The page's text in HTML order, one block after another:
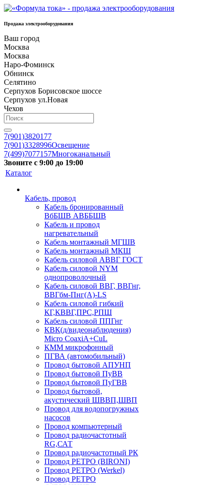
Продажа электрооборудования
Ваш город
Москва
Москва
Наро-Фоминск
Обнинск
Селятино
Серпухов Борисовское шоссе
Серпухов ул.Новая
Чехов
7(901)3820177
7(901)3328996Освещение
7(499)7077157Многоканальный
Звоните с 9:00 до 19:00
Каталог
Кабель, провод
Кабель бронированный
ВбБШВ АВББШВ
Кабель и провод
нагревательный
Кабель монтажный МГШВ
Кабель монтажный МКШ
Кабель силовой АВВГ ГОСТ
Кабель силовой NYM
однопроволочный
Кабель силовой ВВГ, ВВГнг,
ВВГбм-Пнг(А)-LS
Кабель силовой гибкий
КГ,КВВГ,ПРС,РПШ
Кабель силовой ППГнг
КВК(д/видеонаблюдения)
Micro CoaxiA+CuL
КММ микрофонный
ПГВА (автомобильный)
Провод бытовой АПУНП
Провод бытовой ПуВВ
Провод бытовой ПуГВВ
Провод бытовой,
акустический ШВВП,ШВП
Провод для водопогружных
насосов
Провод компьютерный
Провод радиочастотный
RG,САТ
Провод радиочастотный РК
Провод РЕТРО (BIRONI)
Провод РЕТРО (Werkel)
Провод РЕТРО